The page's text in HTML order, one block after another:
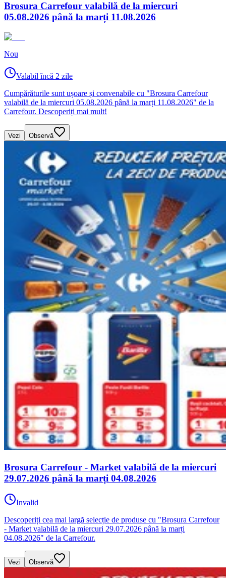
Brosura Carrefour valabilă de la miercuri
05.08.2026 până la marți 11.08.2026
Nou
Valabil încă 2 zile
Cumpărăturile sunt ușoare și convenabile cu "Brosura Carrefour
valabilă de la miercuri 05.08.2026 până la marți 11.08.2026" de la
Carrefour. Descoperiți mai mult!
Vezi Observă
Brosura Carrefour - Market valabilă de la miercuri
29.07.2026 până la marți 04.08.2026
Invalid
Descoperiți cea mai largă selecție de produse cu "Brosura Carrefour
- Market valabilă de la miercuri 29.07.2026 până la marți
04.08.2026" de la Carrefour.
Vezi Observă